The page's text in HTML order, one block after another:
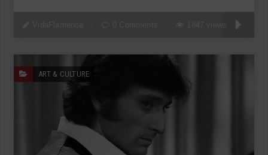
ART & CULTURE